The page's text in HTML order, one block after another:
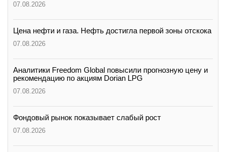
Мероприятия
Новости
Интервью
07.08.2026
Цена нефти и газа. Нефть достигла первой зоны отскока
07.08.2026
Аналитики Freedom Global повысили прогнозную цену и
рекомендацию по акциям Dorian LPG
07.08.2026
Фондовый рынок показывает слабый рост
07.08.2026